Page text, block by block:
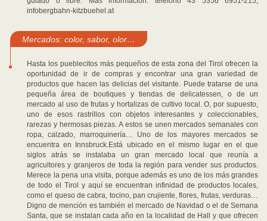
infobergbahn-kitzbuehel.at
Mercados: color, sabor, olor…
Hasta los pueblecitos más pequeños de esta zona del Tirol ofrecen la
oportunidad de ir de compras y encontrar una gran variedad de
productos que hacen las delicias del visitante. Puede tratarse de una
pequeña área de boutiques y tiendas de delicatessen, o de un
mercado al uso de frutas y hortalizas de cultivo local. O, por supuesto,
uno de esos rastrillos con objetos interesantes y coleccionables,
rarezas y hermosas piezas. A estos se unen mercados semanales con
ropa, calzado, marroquinería… Uno de los mayores mercados se
encuentra en Innsbruck.Está ubicado en el mismo lugar en el que
siglos atrás se instalaba un gran mercado local que reunía a
agricultores y granjeros de toda la región para vender sus productos.
Merece la pena una visita, porque además es uno de los más grandes
de todo el Tirol y aquí se encuentran infinidad de productos locales,
como el queso de cabra, tocino, pan crujiente, flores, frutas, verduras…
Digno de mención es también el mercado de Navidad o el de Semana
Santa, que se instalan cada año en la localidad de Hall y que ofrecen